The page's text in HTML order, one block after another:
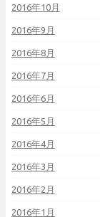
2016年10月
2016年9月
2016年8月
2016年7月
2016年6月
2016年5月
2016年4月
2016年3月
2016年2月
2016年1月